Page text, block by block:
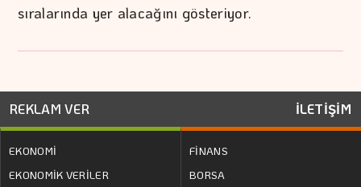
sıralarında yer alacağını gösteriyor.
REKLAM VER İLETİŞİM
EKONOMİ
EKONOMİK VERİLER
FİNANS
BORSA